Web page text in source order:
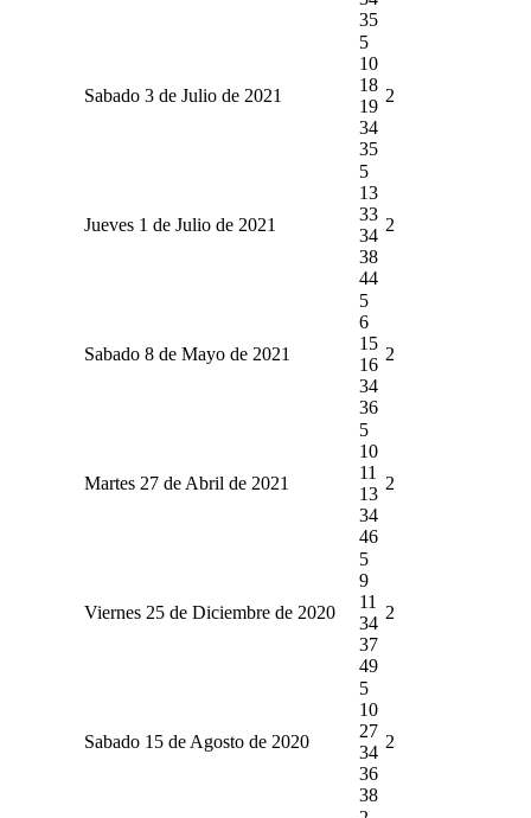
35
Sabado 3 de Julio de 2021
5
10
18
19
34
35
2
Jueves 1 de Julio de 2021
5
13
33
34
38
44
2
Sabado 8 de Mayo de 2021
5
6
15
16
34
36
2
Martes 27 de Abril de 2021
5
10
11
13
34
46
2
Viernes 25 de Diciembre de 2020
5
9
11
34
37
49
2
Sabado 15 de Agosto de 2020
5
10
27
34
36
38
2